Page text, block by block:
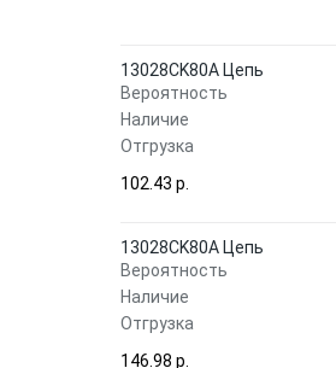
13028CK80A Цепь
Вероятность
Наличие
Отгрузка
102.43 p.
13028CK80A Цепь
Вероятность
Наличие
Отгрузка
146.98 p.